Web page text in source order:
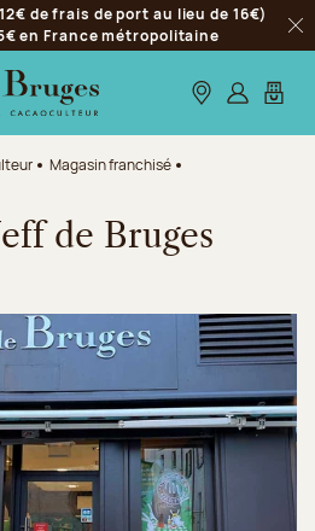
de frais de port au lieu de 16€)
en France métropolitaine
Nos boutiques
S’identifier
Mon
Magasin franchisé
de Bruges